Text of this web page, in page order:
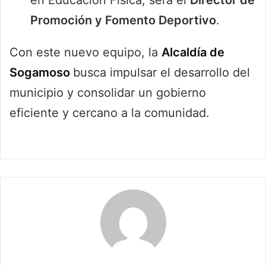
Promoción y Fomento Deportivo.
Con este nuevo equipo, la Alcaldía de
Sogamoso busca impulsar el desarrollo del
municipio y consolidar un gobierno
eficiente y cercano a la comunidad.